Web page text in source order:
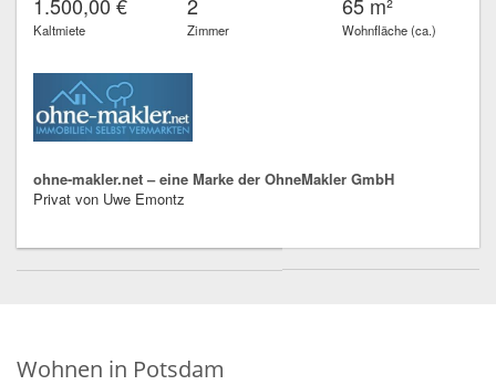
Kaltmiete Zimmer Wohnfläche (ca.)
ohne-makler.net – eine Marke der OhneMakler GmbH
Privat von Uwe Emontz
Wohnen in Potsdam